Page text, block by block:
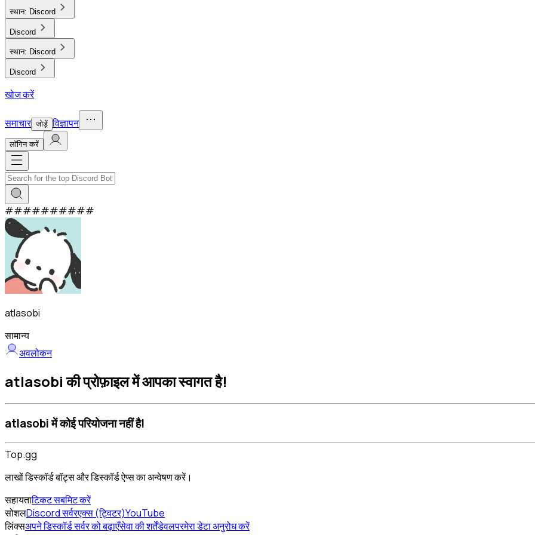
स्थान: Discord
Discord
स्थान: Discord
Discord
खोज करें
समाचार जोड़ें विज्ञापन
लाॅगिन करें
##########
atlasobi
सामान्य
अवलोकन
atlasobi की प्रोफ़ाइल में आपका स्वागत है!
atlasobi में कोई परियोजना नहीं है!
Top.gg
लाखों डिस्कॉर्ड बॉट्स और डिस्कॉर्ड ऐप्स का अन्वेषण करें।
सहायताटिकट सबमिट करें
सोशलDiscord सर्वरएक्स (ट्विटर)YouTube
लिंक्सअपने डिस्कॉर्ड सर्वर को बढ़ाएँसेवा की शर्तेंडेवलपरमेरा डेटा अनुरोध करें